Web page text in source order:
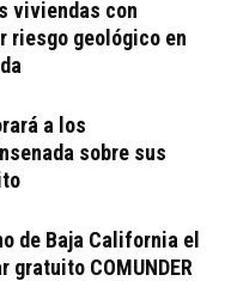
viviendas con
riesgo geológico en
a los
sobre sus
de Baja California el
COMUNDER